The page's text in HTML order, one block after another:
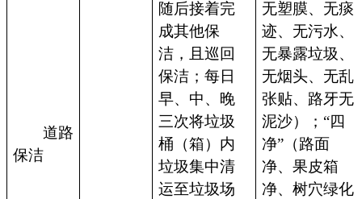
道路
保洁
随后接着完
成其他保
洁，且巡回
保洁；每日
早、中、晚
三次将垃圾
桶（箱）内
垃圾集中清
运至垃圾场
无塑膜、无痰
迹、无污水、
无暴露垃圾、
无烟头、无乱
张贴、路牙无
泥沙）；“四
净”（路面
净、果皮箱
净、树穴绿化